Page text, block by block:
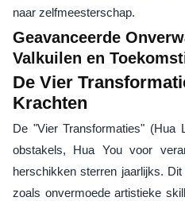
naar zelfmeesterschap.
Geavanceerde
Valkuilen en
De Vier
Krachten
De "Vier Transformaties"
obstakels, Hua You voor
herschikken sterren jaarlijks. Dit
zoals onvermoede artistieke